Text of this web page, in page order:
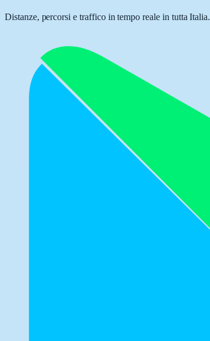
Distanze, percorsi e traffico in tempo reale in tutta Italia.